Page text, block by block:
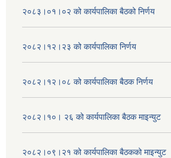
२०८३।०१।०२ को कार्यपालिका बैठको निर्णय
२०८२।१२।२३ को कार्यपालिका निर्णय
२०८२।१२।०८ को कार्यपालिका बैठक निर्णय
२०८२।१०। २६ को कार्यपालिका बैठक माइन्युट
२०८२।०९।२१ को कार्यपालिका बैठकको माइन्युट